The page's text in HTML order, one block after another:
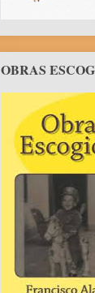
OBRAS